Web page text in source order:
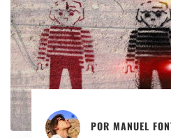
POR MANUEL